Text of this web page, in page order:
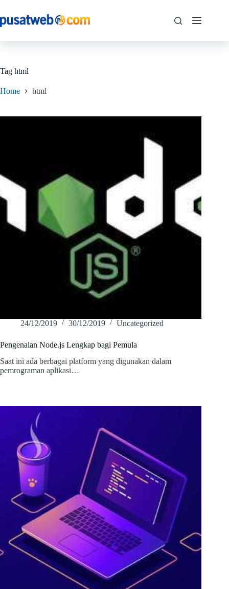
Tag html
Home html
24/12/2019 30/12/2019 Uncategorized
Pengenalan Node.js Lengkap bagi Pemula
Saat ini ada berbagai platform yang digunakan dalam
pemrograman aplikasi…